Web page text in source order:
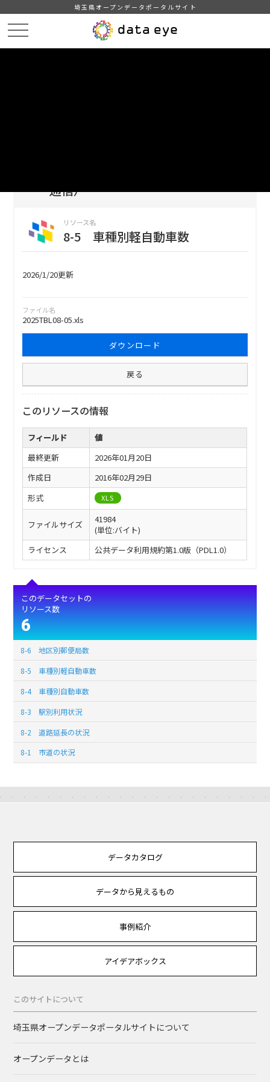
埼玉県オープンデータポータルサイト
通信）
リソース名
8-5 車種別軽自動車数
2026/1/20更新
ファイル名
2025TBL08-05.xls
ダウンロード
戻る
このリソースの情報
フィールド
値
最終更新
2026年01月20日
作成日
2016年02月29日
形式
XLS
ファイルサイズ
41984
(単位:バイト)
ライセンス
公共データ利用規約第1.0版（PDL1.0）
このデータセットの
リソース数
6
8-6 地区別郵便局数
8-5 車種別軽自動車数
8-4 車種別自動車数
8-3 駅別利用状況
8-2 道路延長の状況
8-1 市道の状況
データカタログ
データから見えるもの
事例紹介
アイデアボックス
このサイトについて
埼玉県オープンデータポータルサイトについて
オープンデータとは